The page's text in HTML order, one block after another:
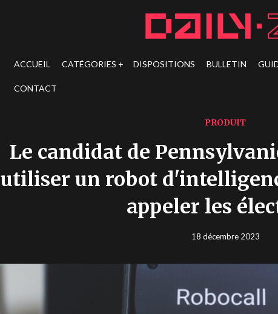
ACCUEIL CATÉGORIES DISPOSITIONS BULLETIN
CONTACT
PRODUIT
Le candidat de
utiliser un robot
appeler les
18 décembre 2023